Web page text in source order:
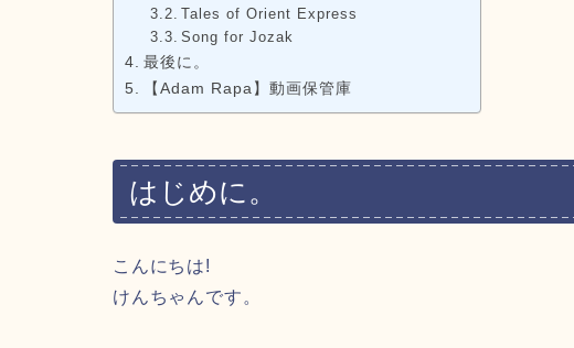
Tales of Orient Express
Song for Jozak
最後に。
【Adam Rapa】動画保管庫
はじめに。
こんにちは!
けんちゃんです。